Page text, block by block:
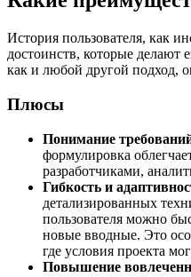
История пользователя, как
достоинств, которые
как и любой другой подход,
Плюсы
Понимание
формулировка
разработчиками,
Гибкость и
детализированных
пользователя можно
новые вводные. Это
где условия проекта
Повышение